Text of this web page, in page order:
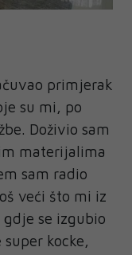
primjerak
su mi, po
Doživio sam
materijalima
sam radio
veći što mi iz
se izgubio
kocke,